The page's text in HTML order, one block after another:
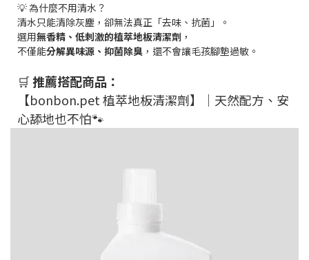
💡 為什麼不用清水？
清水只能清除灰塵，卻無法真正「去味、抗菌」。
選用無香精、低刺激的植萃地板清潔劑 ，
不僅能分解異味源、抑菌除臭 ，還不會讓毛孩腳墊過敏。
🛒推薦搭配商品：
【bonbon.pet 植萃地板清潔劑】｜天然配方、安
心舔地也不怕🐾